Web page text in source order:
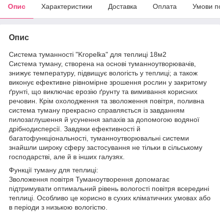
Опис Характеристики Доставка Оплата Умови
Опис
Система туманності "Kropelka" для теплиці 18м2
Система туману, створена на основі туманноутворювачів,
знижує температуру, підвищує вологість у теплиці; а також
виконує ефективне рівномірне зрошення рослин у закритому
ґрунті, що виключає ерозію ґрунту та вимивання корисних
речовин. Крім охолодження та зволоження повітря, поливна
система туману прекрасно справляється із завданням
пилозаглушення й усунення запахів за допомогою водяної
дрібнодисперсії. Завдяки ефективності й
багатофункціональності, туманноутворювальні системи
знайшли широку сферу застосування не тільки в сільському
господарстві, але й в інших галузях.
Функції туману для теплиці:
Зволоження повітря Туманоутворення допомагає
підтримувати оптимальний рівень вологості повітря всередині
теплиці. Особливо це корисно в сухих кліматичних умовах або
в періоди з низькою вологістю.